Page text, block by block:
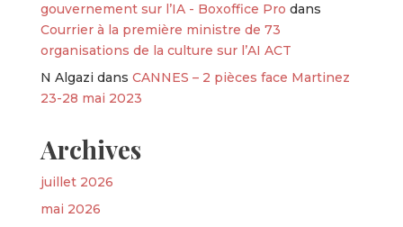
gouvernement sur l’IA - Boxoffice Pro dans
Courrier à la première ministre de 73
organisations de la culture sur l’AI ACT
N Algazi dans CANNES – 2 pièces face Martinez
23-28 mai 2023
Archives
juillet 2026
mai 2026